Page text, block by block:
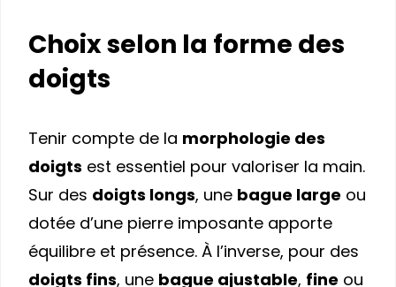
Choix selon la forme des
doigts
Tenir compte de la morphologie des
doigts est essentiel pour valoriser la main.
Sur des doigts longs, une bague large ou
dotée d’une pierre imposante apporte
équilibre et présence. À l’inverse, pour des
doigts fins, une bague ajustable, fine ou